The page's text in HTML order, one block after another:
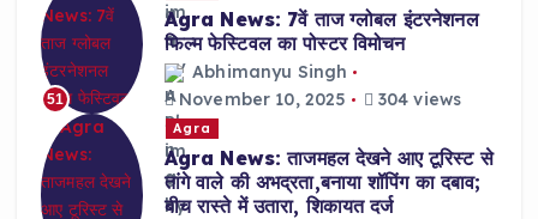
51
Agra News: 7वें ताज ग्लोबल इंटरनेशनल
फिल्म फेस्टिवल का पोस्टर विमोचन
Abhimanyu Singh
November 10, 2025
304 views
Agra
Agra News: ताजमहल देखने आए टूरिस्ट से
तांगे वाले की अभद्रता,बनाया शॉपिंग का दबाव;
बीच रास्ते में उतारा, शिकायत दर्ज